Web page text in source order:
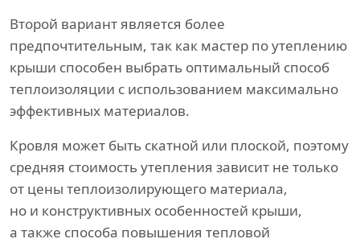
Второй вариант является более
предпочтительным, так как мастер по утеплению
крыши способен выбрать оптимальный способ
теплоизоляции с использованием максимально
эффективных материалов.
Кровля может быть скатной или плоской, поэтому
средняя стоимость утепления зависит не только
от цены теплоизолирующего материала,
но и конструктивных особенностей крыши,
а также способа повышения тепловой